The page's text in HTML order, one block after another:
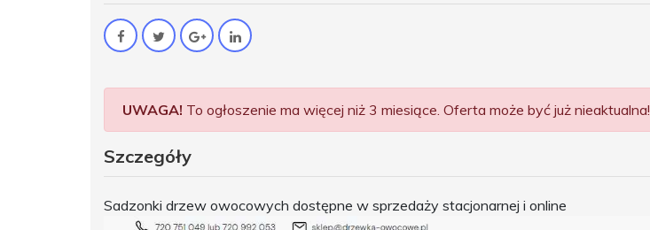
UWAGA! To ogłoszenie ma więcej niż 3 miesiące. Oferta może być już nieaktualna!
Szczegóły
Sadzonki drzew owocowych dostępne w sprzedaży stacjonarnej i online